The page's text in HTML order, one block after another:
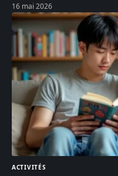
16 mai 2026
ACTIVITÉS